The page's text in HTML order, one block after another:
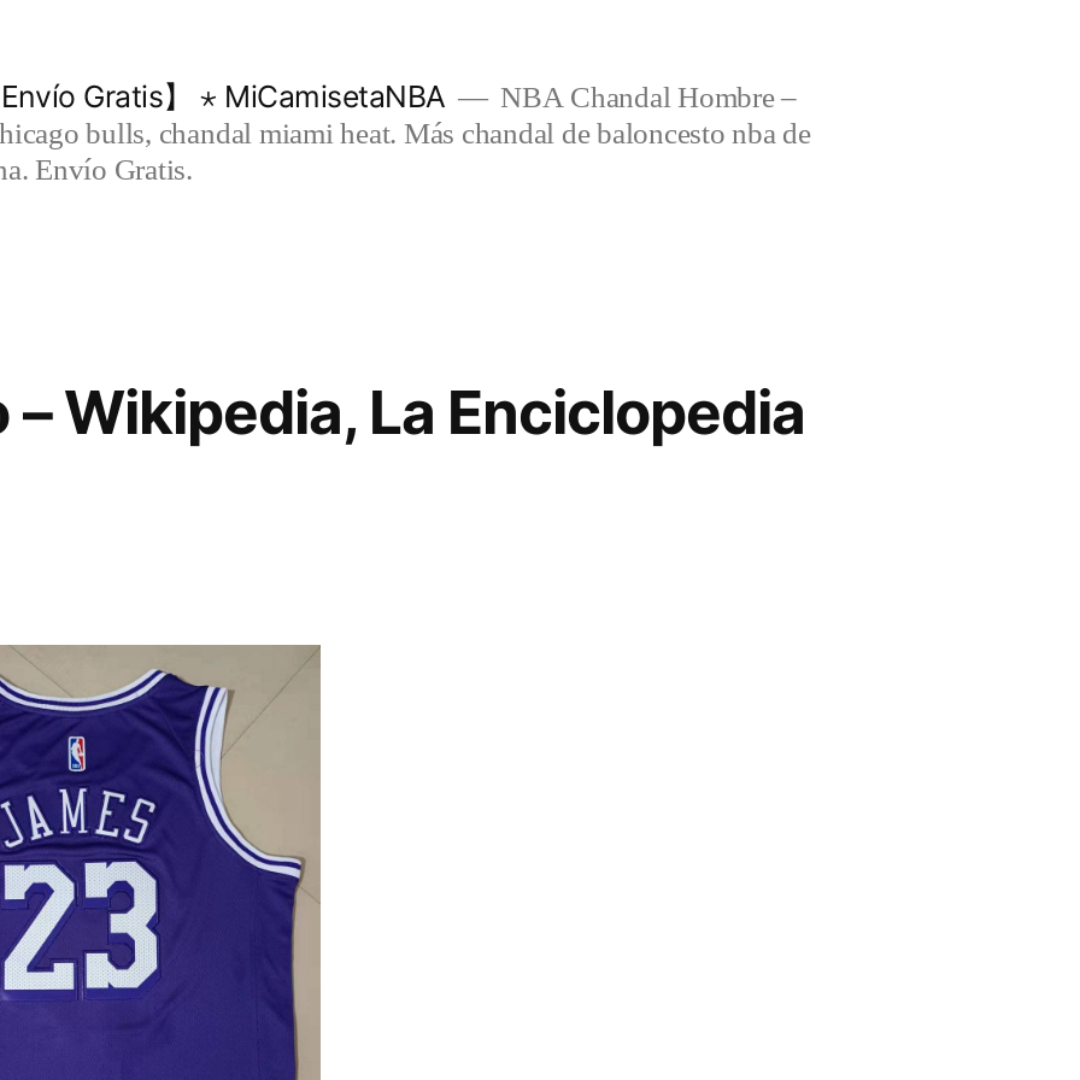
Gratis】 ⋆ MiCamisetaNBA
NBA Chandal Hombre –
bulls, chandal miami heat. Más chandal de baloncesto nba de
Envío Gratis.
Wikipedia, La Enciclopedia